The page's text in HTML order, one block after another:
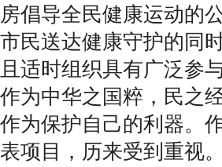
房倡导全民健康运动的
市民送达健康守护的同
且适时组织具有广泛参
作为中华之国粹，民之
作为保护自己的利器。
表项目，历来受到重视。